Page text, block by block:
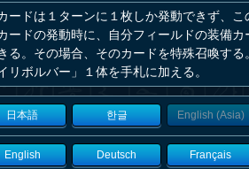
ードは１ターンに１枚しか発動できず、
ードの発動時に、自分フィールドの装備
る。その場合、そのカードを特殊召喚す
リボルバー」１体を手札に加える。
日本語 한글 English (Asia)
English Deutsch Français